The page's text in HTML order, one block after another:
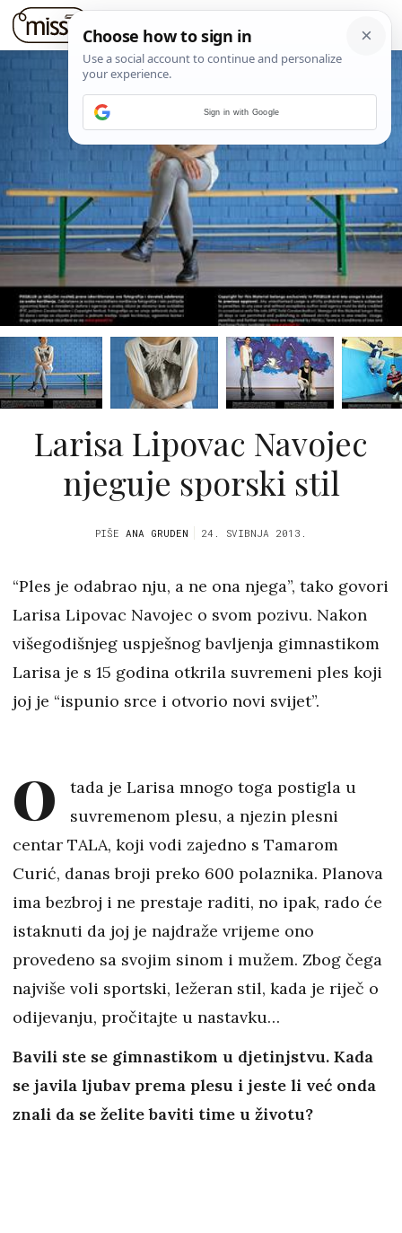
Larisa Lipovac Navojec
njeguje sporski stil
PIŠE ANA GRUDEN 24. SVIBNJA 2013.
“Ples je odabrao nju, a ne ona njega”, tako govori
Larisa Lipovac Navojec o svom pozivu. Nakon
višegodišnjeg uspješnog bavljenja gimnastikom
Larisa je s 15 godina otkrila suvremeni ples koji
joj je “ispunio srce i otvorio novi svijet”.
O
tada je Larisa mnogo toga postigla u
suvremenom plesu, a njezin plesni
centar TALA, koji vodi zajedno s Tamarom
Curić, danas broji preko 600 polaznika. Planova
ima bezbroj i ne prestaje raditi, no ipak, rado će
istaknuti da joj je najdraže vrijeme ono
provedeno sa svojim sinom i mužem. Zbog čega
najviše voli sportski, ležeran stil, kada je riječ o
odijevanju, pročitajte u nastavku…
Bavili ste se gimnastikom u djetinjstvu. Kada
se javila ljubav prema plesu i jeste li već onda
znali da se želite baviti time u životu?
Sign in with Google